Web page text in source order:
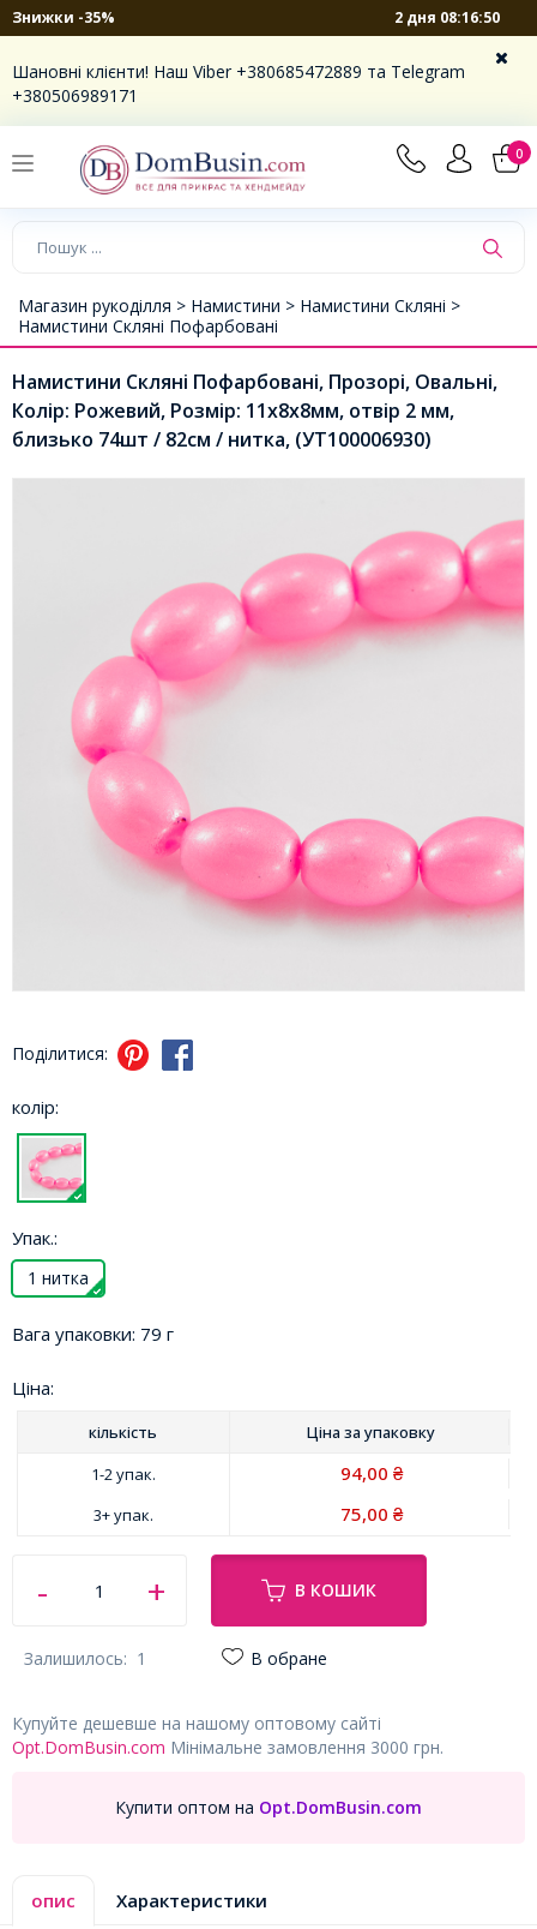
Знижки -35% 2 дня 08:16:49
Шановні клієнти! Наш Viber +380685472889 та Telegram
+380506989171
0
Магазин рукоділля > Намистини > Намистини Скляні >
Намистини Скляні Пофарбовані
Намистини Скляні Пофарбовані, Прозорі, Овальні,
Колір: Рожевий, Розмір: 11х8х8мм, отвір 2 мм,
близько 74шт / 82см / нитка, (УТ100006930)
Поділитися:
колір:
Упак.:
1 нитка
Вага упаковки: 79 г
Ціна:
кількість Ціна заупаковку
1-2 упак.
94,00 ₴
3+ упак. 75,00 ₴
В КОШИК
Залишилось: 1 В обране
Купуйте дешевше на нашому оптовому сайті
Opt.DomBusin.com Мінімальне замовлення 3000 грн.
Купити оптом на Opt.DomBusin.com
опис Характеристики